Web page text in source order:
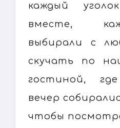
каждый
вместе,
выбирали с
скучать по
гостиной,
вечер
чтобы